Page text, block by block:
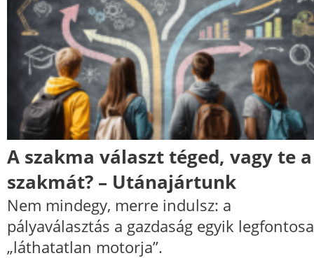
A szakma választ téged, vagy te a
szakmát? – Utánajártunk
Nem mindegy, merre indulsz: a
pályaválasztás a gazdaság egyik
„láthatatlan motorja”.